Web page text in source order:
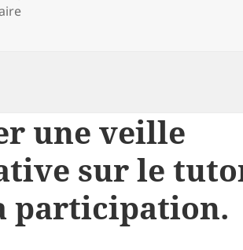
sur 3- Réaliser une veille
une veille
sur le
participation.